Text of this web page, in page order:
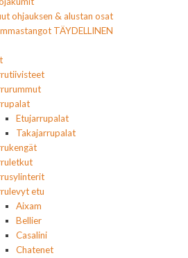
ohjauksen & alustan osat
TÄYDELLINEN
Etujarrupalat
Takajarrupalat
etu
Aixam
Bellier
Casalini
Chatenet